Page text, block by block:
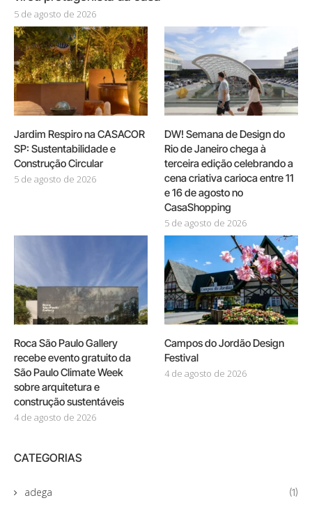
5 de agosto de 2026
Jardim Respiro na CASACOR
SP: Sustentabilidade e
Construção Circular
5 de agosto de 2026
DW! Semana de Design do
Rio de Janeiro chega à
terceira edição celebrando a
cena criativa carioca entre 11
e 16 de agosto no
CasaShopping
5 de agosto de 2026
Roca São Paulo Gallery
recebe evento gratuito da
São Paulo Climate Week
sobre arquitetura e
construção sustentáveis
4 de agosto de 2026
Campos do Jordão Design
Festival
4 de agosto de 2026
CATEGORIAS
adega (1)